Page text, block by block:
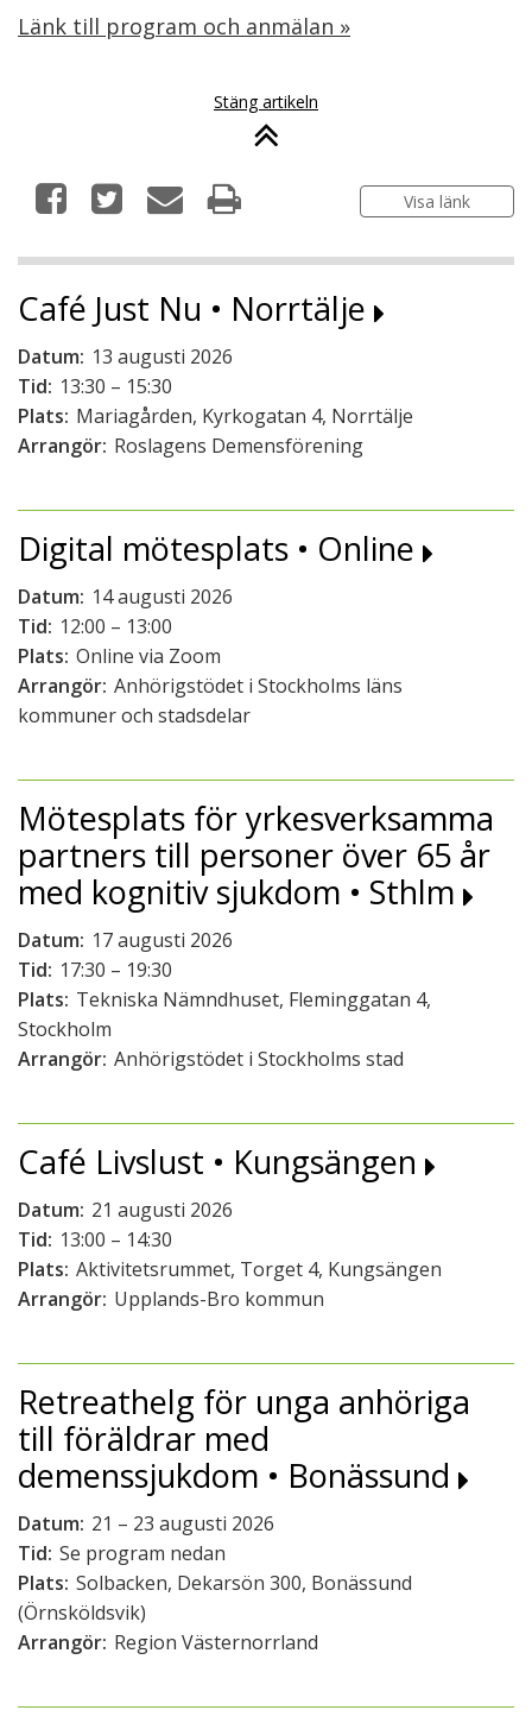
Länk till program och anmälan »
Stäng artikeln
Visa länk
Café Just Nu • Norrtälje
Datum: 13 augusti 2026
Tid: 13:30 – 15:30
Plats: Mariagården, Kyrkogatan 4, Norrtälje
Arrangör: Roslagens Demensförening
Digital mötesplats • Online
Datum: 14 augusti 2026
Tid: 12:00 – 13:00
Plats: Online via Zoom
Arrangör: Anhörigstödet i Stockholms läns
kommuner och stadsdelar
Mötesplats för yrkesverksamma
partners till personer över 65 år
med kognitiv sjukdom • Sthlm
Datum: 17 augusti 2026
Tid: 17:30 – 19:30
Plats: Tekniska Nämndhuset, Fleminggatan 4,
Stockholm
Arrangör: Anhörigstödet i Stockholms stad
Café Livslust • Kungsängen
Datum: 21 augusti 2026
Tid: 13:00 – 14:30
Plats: Aktivitetsrummet, Torget 4, Kungsängen
Arrangör: Upplands-Bro kommun
Retreathelg för unga anhöriga
till föräldrar med
demenssjukdom • Bonässund
Datum: 21 – 23 augusti 2026
Tid: Se program nedan
Plats: Solbacken, Dekarsön 300, Bonässund
(Örnsköldsvik)
Arrangör: Region Västernorrland